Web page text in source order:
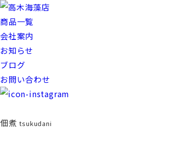
商品一覧
会社案内
お知らせ
ブログ
お問い合わせ
佃煮 tsukudani